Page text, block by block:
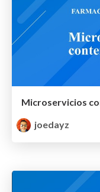
Microservicios
joedayz